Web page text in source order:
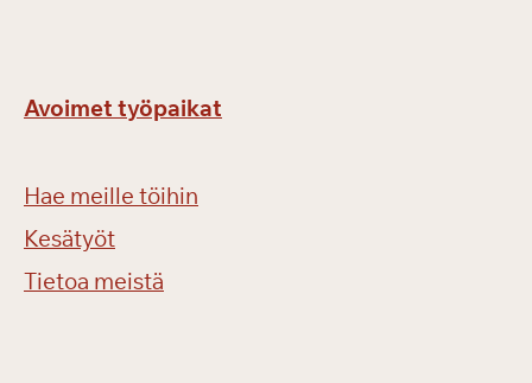
Avoimet työpaikat
Hae meille töihin
Kesätyöt
Tietoa meistä